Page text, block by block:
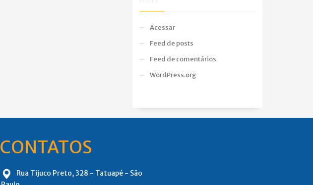
Acessar
Feed de posts
Feed de comentários
WordPress.org
CONTATOS
Rua Tijuco Preto, 328 - Tatuapé - São